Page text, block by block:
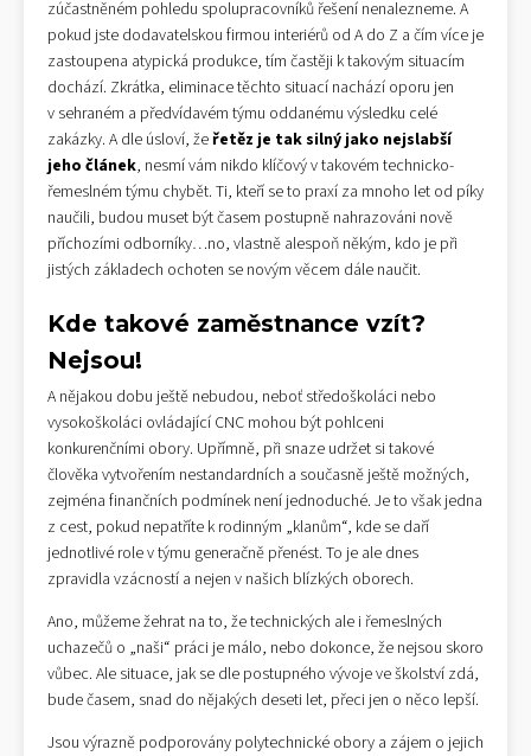
zúčastněném pohledu spolupracovníků řešení nenalezneme. A
pokud jste dodavatelskou firmou interiérů od A do Z a čím více je
zastoupena atypická produkce, tím častěji k takovým situacím
dochází. Zkrátka, eliminace těchto situací nachází oporu jen
v sehraném a předvídavém týmu oddanému výsledku celé
zakázky. A dle úsloví, žeřetěz je tak silný jako nejslabší
jeho článek, nesmí vám nikdo klíčový v takovém technicko-
řemeslném týmu chybět. Ti, kteří se to praxí za mnoho let od píky
naučili, budou muset být časem postupně nahrazováni nově
příchozími odborníky…no, vlastně alespoň někým, kdo je při
jistých základech ochoten se novým věcem dále naučit.
Kde takové zaměstnance vzít?
Nejsou!
A nějakou dobu ještě nebudou, neboť středoškoláci nebo
vysokoškoláci ovládající CNC mohou být pohlceni
konkurenčními obory. Upřímně, při snaze udržet si takové
člověka vytvořením nestandardních a současně ještě možných,
zejména finančních podmínek není jednoduché. Je to však jedna
z cest, pokud nepatříte k rodinným „klanům“, kde se daří
jednotlivé role v týmu generačně přenést. To je ale dnes
zpravidla vzácností a nejen v našich blízkých oborech.
Ano, můžeme žehrat na to, že technických ale i řemeslných
uchazečů o „naši“ práci je málo, nebo dokonce, že nejsou skoro
vůbec. Ale situace, jak se dle postupného vývoje ve školství zdá,
bude časem, snad do nějakých deseti let, přeci jen o něco lepší.
Jsou výrazně podporovány polytechnické obory a zájem o jejich